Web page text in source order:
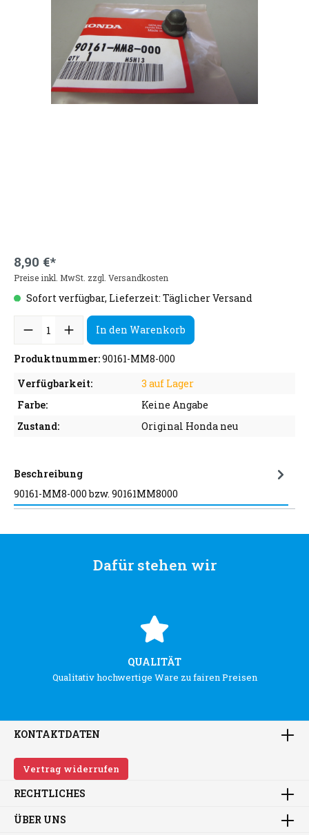
8,90 €*
Preise inkl. MwSt. zzgl. Versandkosten
Sofort verfügbar, Lieferzeit: Täglicher Versand
In den Warenkorb
Produktnummer:90161-MM8-000
Verfügbarkeit:
3 auf Lager
Farbe:
Keine Angabe
Zustand:
Original Honda neu
Beschreibung
90161-MM8-000 bzw. 90161MM8000
Dafür stehen wir
QUALITÄT
Qualitativ hochwertige Ware zu fairen Preisen
KONTAKTDATEN
Vertrag widerrufen
RECHTLICHES
ÜBER UNS